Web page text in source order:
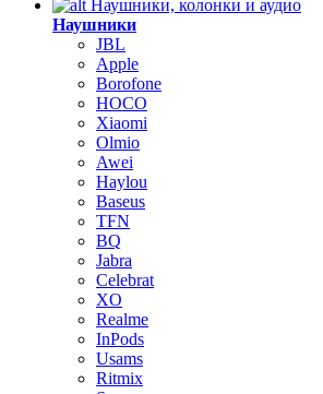
Наушники, колонки и аудио
Наушники
JBL
Apple
Borofone
HOCO
Xiaomi
Olmio
Awei
Haylou
Baseus
TFN
BQ
Jabra
Celebrat
XO
Realme
InPods
Usams
Ritmix